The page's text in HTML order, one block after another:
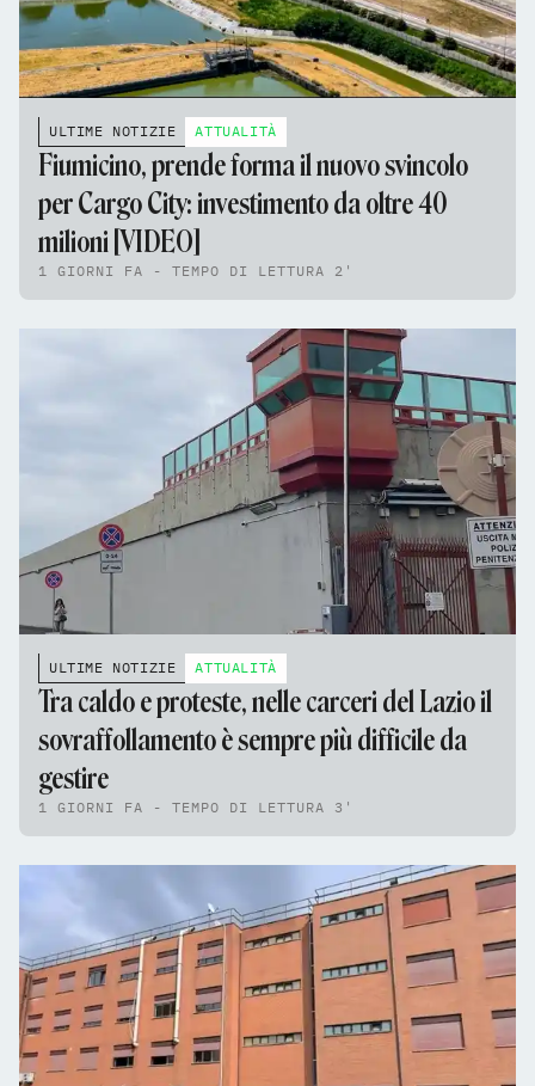
ULTIME NOTIZIE ATTUALITÀ
Fiumicino, prende forma il nuovo svincolo
per Cargo City: investimento da oltre 40
milioni [VIDEO]
1 GIORNI FA - TEMPO DI LETTURA 2'
ULTIME NOTIZIE ATTUALITÀ
Tra caldo e proteste, nelle carceri del Lazio il
sovraffollamento è sempre più difficile da
gestire
1 GIORNI FA - TEMPO DI LETTURA 3'